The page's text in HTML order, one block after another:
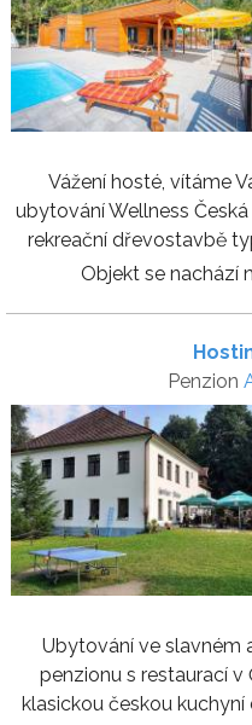
Vážení hosté, vítáme
ubytování Wellness
rekreační dřevostavbě
Objekt se nachází
Penzion
Ubytování ve slavném
penzionu s restaurací v
klasickou českou